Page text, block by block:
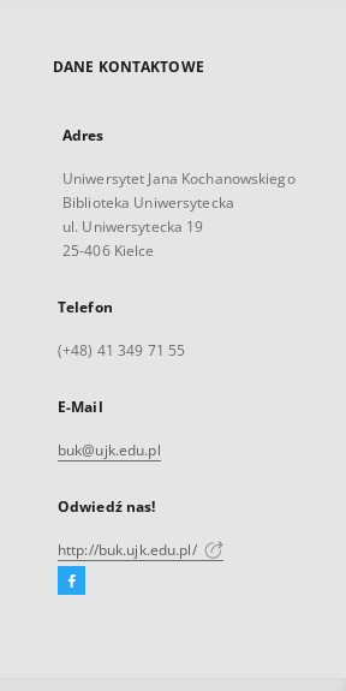
DANE KONTAKTOWE
Adres
Uniwersytet Jana Kochanowskiego
Biblioteka Uniwersytecka
ul. Uniwersytecka 19
25-406 Kielce
Telefon
(+48) 41 349 71 55
E-Mail
buk@ujk.edu.pl
Odwiedź nas!
http://buk.ujk.edu.pl/
Facebook